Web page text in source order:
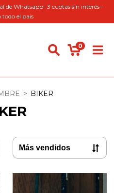
de Whatsapp- 3 cuotas sin interés -
todo el pais
0
> BIKER